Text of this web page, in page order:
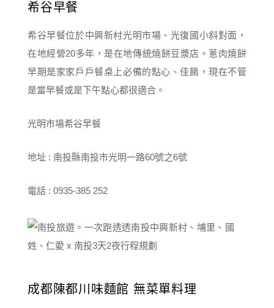
希谷早餐
希谷早餐位於中興新村光明市場、光復國小斜對面，
在地經營20多年，是在地傳統燒餅豆漿店。蔥肉燒餅
早期是家家戶戶餐桌上必備的點心、佳餚，現在不管
是當早餐或是下午點心都很適合。
光明市場希谷早餐
地址 : 南投縣南投市光明一路60號之6號
電話 : 0935-385 252
成都陳都川味麵館 無菜單料理